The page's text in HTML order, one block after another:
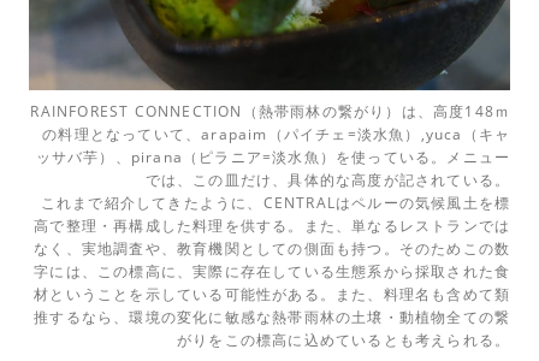
RAINFOREST CONNECTION（熱帯雨林の繋がり）は、高度148ｍ
の料理となっていて、arapaim（パイチェ=淡水魚）,yuca（キャ
ッサバ芋）、pirana（ピラニア=淡水魚）を使っている。メニュー
では、この皿だけ、具体的な高度が記されている。
これまで紹介してきたように、CENTRALはペルーの気候風土を標
高で整理・再構成した料理を供する。また、単なるレストランでは
なく、実地調査や、教育機関としての側面も持つ。そのためこの数
字には、この標高に、実際に存在している生態系から採取された食
材ということを示している可能性がある。また、料理名も含めて類
推するなら、環境の変化に敏感な熱帯雨林の土壌・動植物全ての繋
がりをこの標高に込めているとも考えられる。